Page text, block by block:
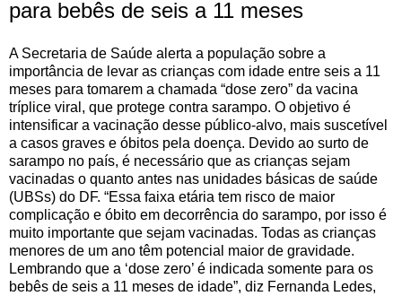
para bebês de seis a 11 meses
A Secretaria de Saúde alerta a população sobre a
importância de levar as crianças com idade entre seis a 11
meses para tomarem a chamada “dose zero” da vacina
tríplice viral, que protege contra sarampo. O objetivo é
intensificar a vacinação desse público-alvo, mais suscetível
a casos graves e óbitos pela doença. Devido ao surto de
sarampo no país, é necessário que as crianças sejam
vacinadas o quanto antes nas unidades básicas de saúde
(UBSs) do DF. “Essa faixa etária tem risco de maior
complicação e óbito em decorrência do sarampo, por isso é
muito importante que sejam vacinadas. Todas as crianças
menores de um ano têm potencial maior de gravidade.
Lembrando que a ‘dose zero’ é indicada somente para os
bebês de seis a 11 meses de idade”, diz Fernanda Ledes,